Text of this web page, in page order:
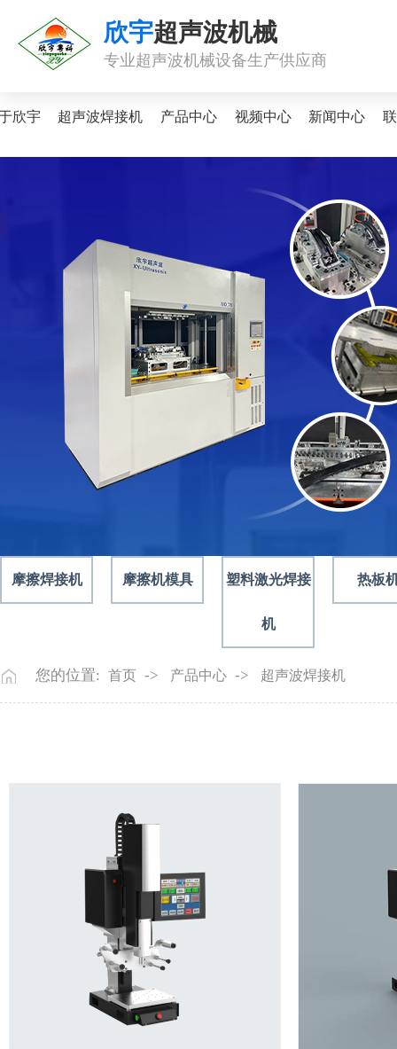
欣宇超声波机械
专业超声波机械设备生产供应商
欣宇 超声波焊接机 产品中心 视频中心 新闻中心
摩擦焊接机 摩擦机模具 塑料激光焊接
机
热板
您的位置: 首页 -> 产品中心 -> 超声波焊接机